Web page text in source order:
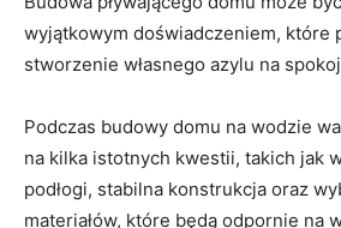
wyjątkowym doświadczeniem, które
stworzenie własnego azylu na
Podczas budowy domu na wodzie
na kilka istotnych ‍kwestii, takich jak
podłogi, stabilna konstrukcja oraz
materiałów, ⁤które będą ⁤odpornie na